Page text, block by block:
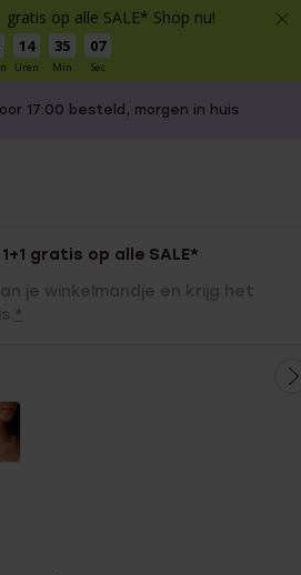
op alle SALE* Shop nu!
14
Uren
35
Min
07
Sec
17:00 besteld, morgen in huis
gratis op alle SALE*
je winkelmandje en krijg het
*